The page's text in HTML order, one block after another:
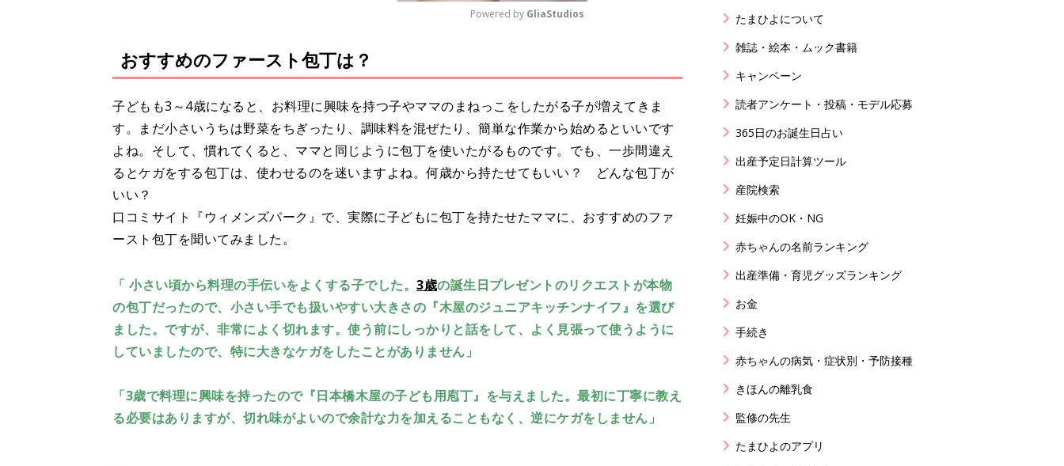
u
t
e
Powered by GliaStudios
おすすめのファースト包丁は？
子どもも3～4歳になると、お料理に興味を持つ子やママのまねっこをしたがる子が増えてきま
す。まだ小さいうちは野菜をちぎったり、調味料を混ぜたり、簡単な作業から始めるといいです
よね。そして、慣れてくると、ママと同じように包丁を使いたがるものです。でも、一歩間違え
るとケガをする包丁は、使わせるのを迷いますよね。何歳から持たせてもいい？ どんな包丁が
いい？
口コミサイト『ウィメンズパーク』で、実際に子どもに包丁を持たせたママに、おすすめのファ
ースト包丁を聞いてみました。
「 小さい頃から料理の手伝いをよくする子でした。 3歳の誕生日プレゼントのリクエストが本物
の包丁だったので、小さい手でも扱いやすい大きさの『木屋のジュニアキッチンナイフ』を選び
ました。ですが、非常によく切れます。使う前にしっかりと話をして、よく見張って使うように
していましたので、特に大きなケガをしたことがありません」
「3歳で料理に興味を持ったので『日本橋木屋の子ども用庖丁』を与えました。最初に丁寧に教え
る必要はありますが、切れ味がよいので余計な力を加えることもなく、逆にケガをしません」
たまひよについて
雑誌・絵本・ムック書籍
キャンペーン
読者アンケート・投稿・モデル応募
365日のお誕生日占い
出産予定日計算ツール
産院検索
妊娠中のOK・NG
赤ちゃんの名前ランキング
出産準備・育児グッズランキング
お金
手続き
赤ちゃんの病気・症状別・予防接種
きほんの離乳食
監修の先生
たまひよのアプリ